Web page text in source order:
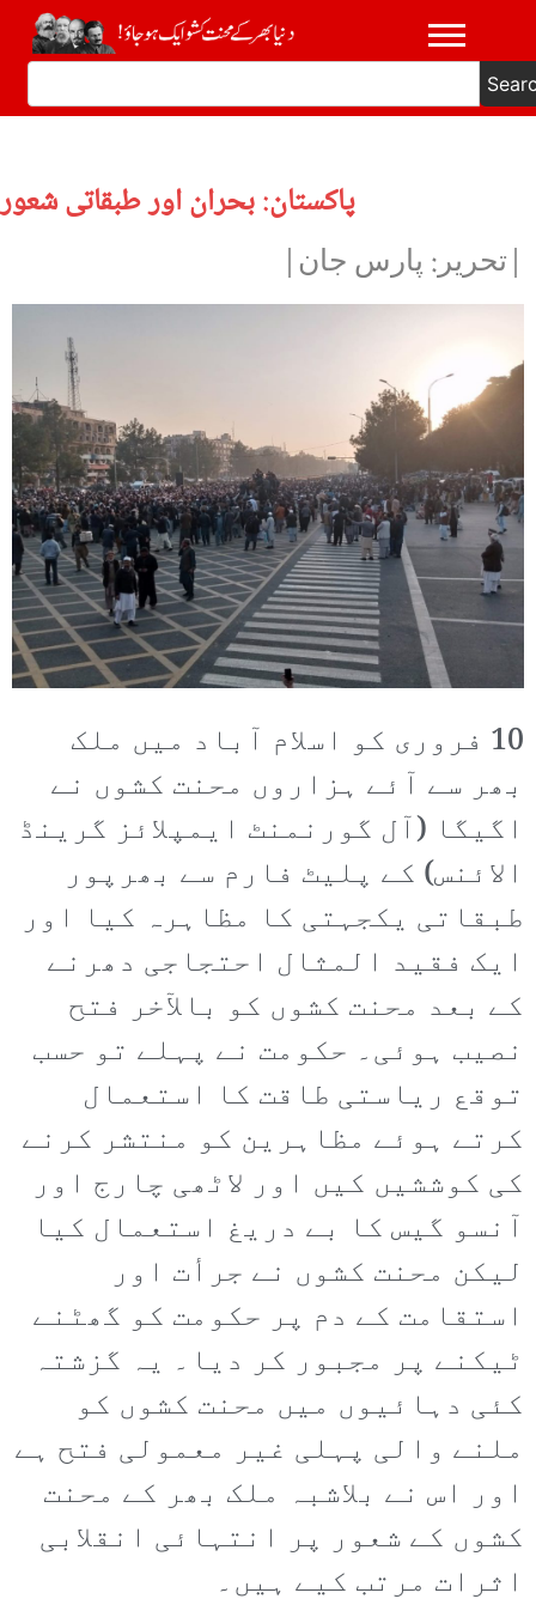
پاکستان: بحران اور طبقاتی شعور
|تحریر: پارس جان|
10 فروری کو اسلام آباد میں ملک
بھر سے آئے ہزاروں محنت کشوں نے
اگیگا (آل گورنمنٹ ایمپلائز گرینڈ
الائنس) کے پلیٹ فارم سے بھرپور
طبقاتی یکجہتی کا مظاہرہ کیا اور
ایک فقید المثال احتجاجی دھرنے
کے بعد محنت کشوں کو بالآخر فتح
نصیب ہوئی۔ حکومت نے پہلے تو حسب
توقع ریاستی طاقت کا استعمال
کرتے ہوئے مظاہرین کو منتشر کرنے
کی کوششیں کیں اور لاٹھی چارج اور
آنسو گیس کا بے دریغ استعمال کیا
لیکن محنت کشوں نے جرأت اور
استقامت کے دم پر حکومت کو گھٹنے
ٹیکنے پر مجبور کر دیا۔ یہ گزشتہ
کئی دہائیوں میں محنت کشوں کو
ملنے والی پہلی غیر معمولی فتح ہے
اور اس نے بلاشبہ ملک بھر کے محنت
کشوں کے شعور پر انتہائی انقلابی
اثرات مرتب کیے ہیں۔